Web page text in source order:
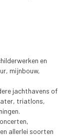
en
mijnbouw,
jachthavens of
triatlons,
allerlei soorten